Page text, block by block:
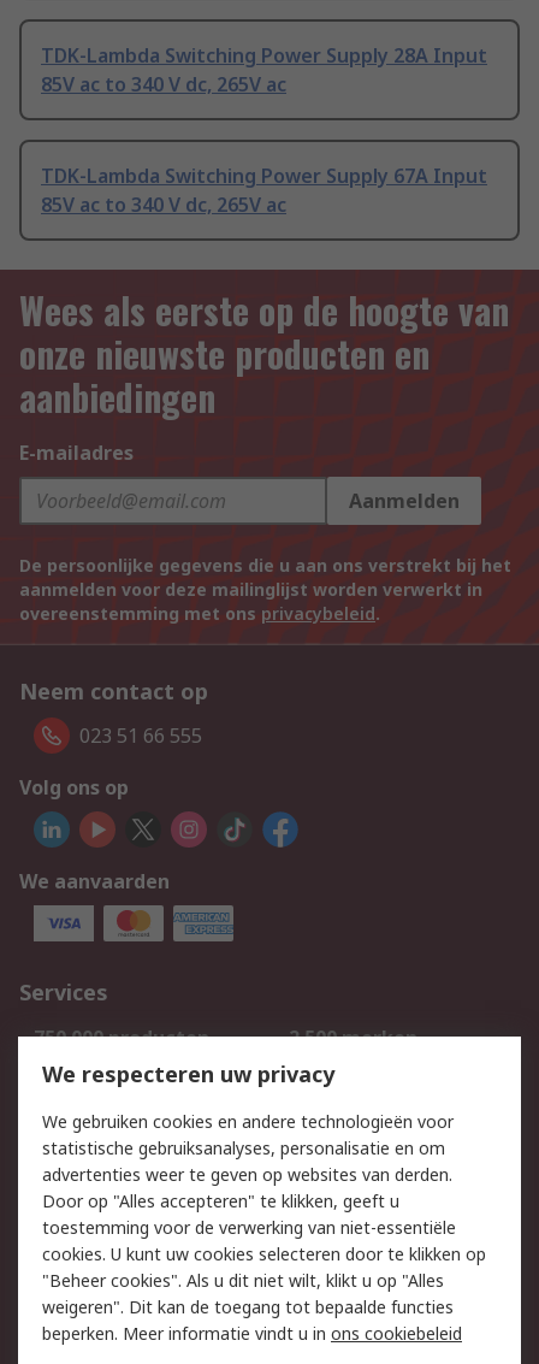
TDK-Lambda Switching Power Supply 28A Input
85V ac to 340 V dc, 265V ac
TDK-Lambda Switching Power Supply 67A Input
85V ac to 340 V dc, 265V ac
Wees als eerste op de hoogte van
onze nieuwste producten en
aanbiedingen
E-mailadres
Aanmelden
De persoonlijke gegevens die u aan ons verstrekt bij het
aanmelden voor deze mailinglijst worden verwerkt in
overeenstemming met ons privacybeleid.
Neem contact op
023 51 66 555
Volg ons op
We aanvaarden
Services
750.000 producten
2.500 merken
Bestellen
Inkoopoplossingen
Track & Trace
Wettelijk
Cookiebeleid
Email veiligheid
Privacybeleid
Websitevoorwaarden
Algemene
verkoopvoorwaarden
We respecteren uw privacy
We gebruiken cookies en andere technologieën voor
statistische gebruiksanalyses, personalisatie en om
advertenties weer te geven op websites van derden.
Door op "Alles accepteren" te klikken, geeft u
toestemming voor de verwerking van niet-essentiële
cookies. U kunt uw cookies selecteren door te klikken op
"Beheer cookies". Als u dit niet wilt, klikt u op "Alles
weigeren". Dit kan de toegang tot bepaalde functies
beperken. Meer informatie vindt u in ons cookiebeleid